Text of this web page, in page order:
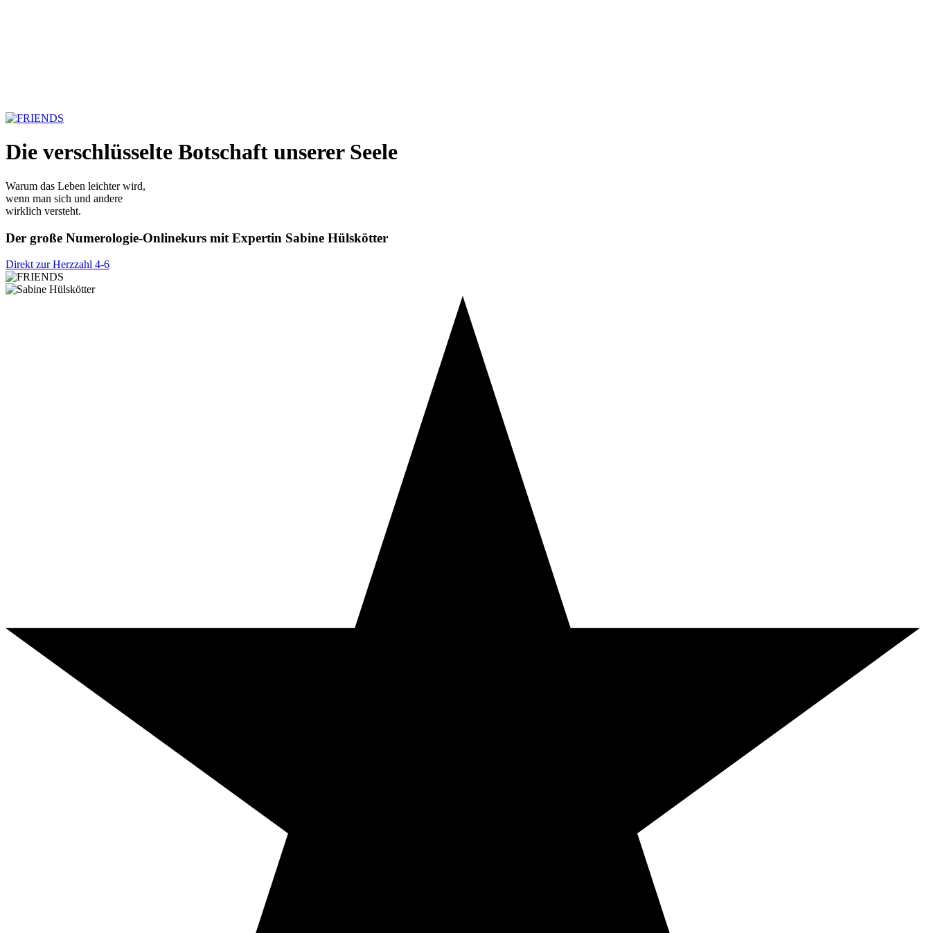
Die verschlüsselte Botschaft unserer Seele
Warum das Leben leichter wird,
wenn man sich und andere
wirklich versteht.
Der große Numerologie-Onlinekurs mit Expertin Sabine Hülskötter
Direkt zur Herzzahl 4-6